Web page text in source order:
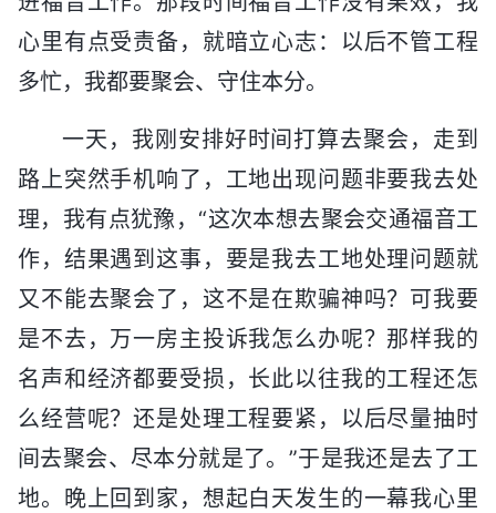
心里有点受责备，就暗立心志：以后不管工程
多忙，我都要聚会、守住本分。
一天，我刚安排好时间打算去聚会，走到
路上突然手机响了，工地出现问题非要我去处
理，我有点犹豫，“这次本想去聚会交通福音工
作，结果遇到这事，要是我去工地处理问题就
又不能去聚会了，这不是在欺骗神吗？可我要
是不去，万一房主投诉我怎么办呢？那样我的
名声和经济都要受损，长此以往我的工程还怎
么经营呢？还是处理工程要紧，以后尽量抽时
间去聚会、尽本分就是了。”于是我还是去了工
地。晚上回到家，想起白天发生的一幕我心里